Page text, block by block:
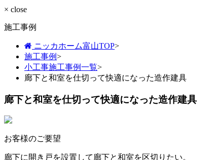
× close
施工事例
ニッカホーム富山TOP>
施工事例>
小工事施工事例一覧>
廊下と和室を仕切って快適になった造作建具
廊下と和室を仕切って快適になった造作建具
お客様のご要望
廊下に開き戸を設置して廊下と和室を区切りたい。